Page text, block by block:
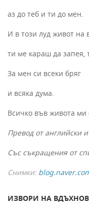
аз до теб и ти до мен.
И в този луд живот на
ти ме караш да запея,
За мен си всеки бряг
и всяка дума.
Всичко във живота ми
Превод от английски
Със съкращения от
Снимки:
ИЗВОРИ НА